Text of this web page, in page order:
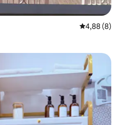
Gemiddelde
4,88 (8)